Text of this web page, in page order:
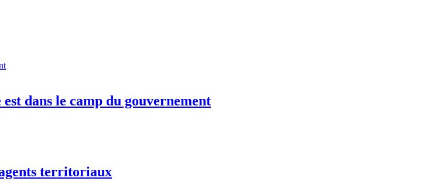
dans le camp du gouvernement
territoriaux